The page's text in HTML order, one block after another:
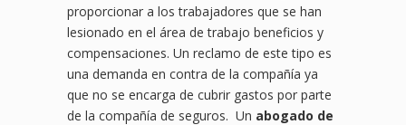
proporcionar a los trabajadores que se han
lesionado en el área de trabajo beneficios y
compensaciones. Un reclamo de este tipo es
una demanda en contra de la compañía ya
que no se encarga de cubrir gastos por parte
de la compañía de seguros. Un abogado de